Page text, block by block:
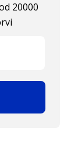
20000